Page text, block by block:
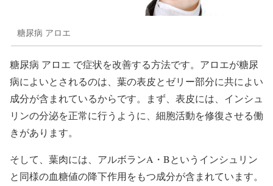
糖尿病 アロエ
糖尿病 アロエ で症状を改善する方法です。アロエが糖尿
病によいとされるのは、葉の表皮とゼリー部分に共によい
成分が含まれているからです。まず、表皮には、インシュ
リンの分泌を正常に行うように、細胞活動を修復させる働
きがあります。
そして、葉肉には、アルボランA・Bというインシュリン
と同様の血糖値の降下作用をもつ成分が含まれています。